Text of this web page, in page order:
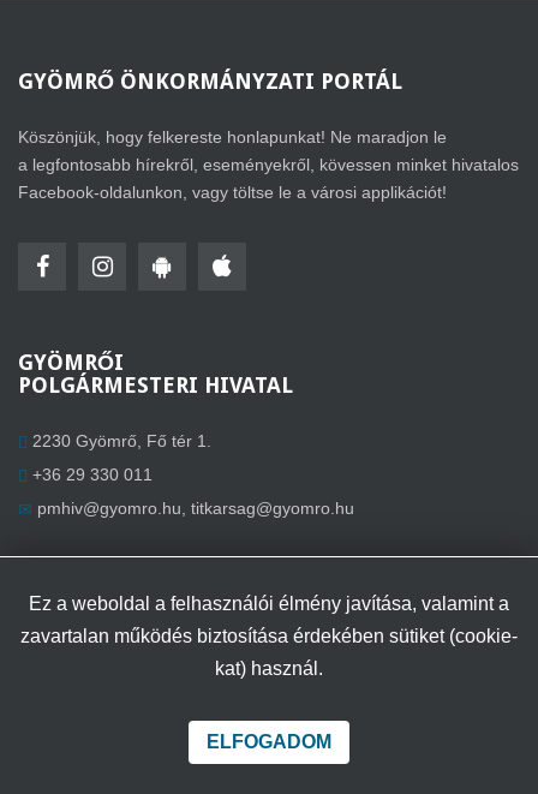
GYÖMRŐ ÖNKORMÁNYZATI PORTÁL
Köszönjük, hogy felkereste honlapunkat! Ne maradjon le
a legfontosabb hírekről, eseményekről, kövessen minket hivatalos
Facebook-oldalunkon, vagy töltse le a városi applikációt!
GYÖMRŐI
POLGÁRMESTERI HIVATAL
2230 Gyömrő, Fő tér 1.
+36 29 330 011
pmhiv@gyomro.hu titkarsag@gyomro.hu
Hétfő: 8–12 óráig és 13–16 óráig
Ez a weboldal a felhasználói élmény javítása, valamint a
zavartalan működés biztosítása érdekében sütiket (cookie-
kat) használ.
ELFOGADOM